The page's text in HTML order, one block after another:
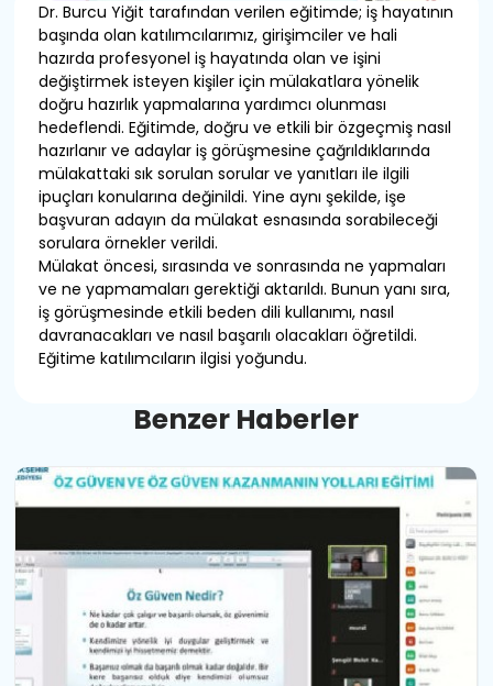
Dr. Burcu Yiğit tarafından verilen eğitimde; iş hayatının
başında olan katılımcılarımız, girişimciler ve hali
hazırda profesyonel iş hayatında olan ve işini
değiştirmek isteyen kişiler için mülakatlara yönelik
doğru hazırlık yapmalarına yardımcı olunması
hedeflendi. Eğitimde, doğru ve etkili bir özgeçmiş nasıl
hazırlanır ve adaylar iş görüşmesine çağrıldıklarında
mülakattaki sık sorulan sorular ve yanıtları ile ilgili
ipuçları konularına değinildi. Yine aynı şekilde, işe
başvuran adayın da mülakat esnasında sorabileceği
sorulara örnekler verildi.
Mülakat öncesi, sırasında ve sonrasında ne yapmaları
ve ne yapmamaları gerektiği aktarıldı. Bunun yanı sıra,
iş görüşmesinde etkili beden dili kullanımı, nasıl
davranacakları ve nasıl başarılı olacakları öğretildi.
Eğitime katılımcıların ilgisi yoğundu.
Benzer Haberler